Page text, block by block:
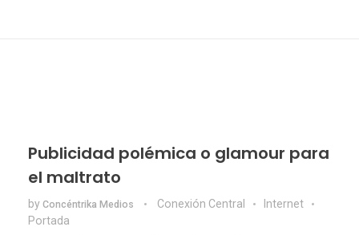
Publicidad polémica o glamour para
el maltrato
by Concéntrika Medios Conexión Central
Internet
Portada